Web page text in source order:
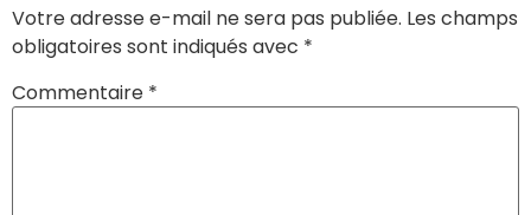
Votre adresse e-mail ne sera pas publiée. Les champs
obligatoires sont indiqués avec *
Commentaire *